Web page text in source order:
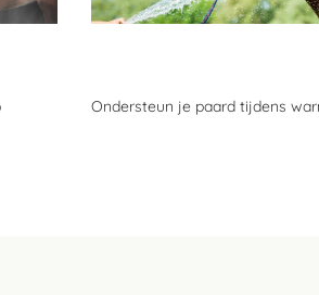
Ondersteun je paard tijdens